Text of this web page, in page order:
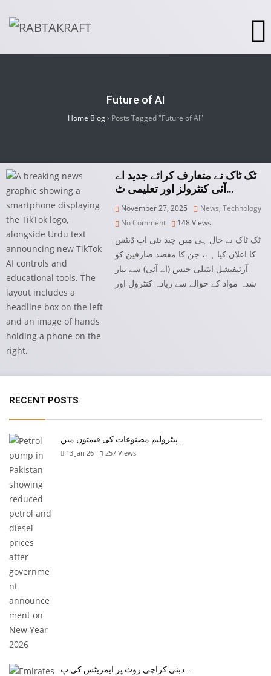
Future of AI
Home Blog› Posts Tagged "Future of AI"
ٹک ٹاک نے متعارف کرائے جدید اے
آئی کنٹرولز اور تعلیمی ٹ…
November 27, 2025 News,Technology
No Comment
148Views
ٹک ٹاک نے حال ہی میں چند نئی اپ ڈیٹس
کا اعلان کیا ہے، جن کا مقصد صارفین کو
آرٹیفیشل انٹیلی جنس (اے آئی) سے تیار
شدہ مواد کے حوالے سے زیادہ کنٹرول اور
RECENT POSTS
13 Jan 26 257 Views